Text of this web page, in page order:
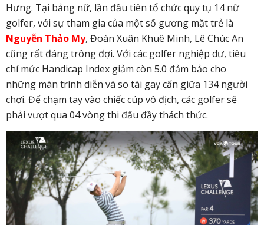
Hưng. Tại bảng nữ, lần đầu tiên tổ chức quy tụ 14 nữ
golfer, với sự tham gia của một số gương mặt trẻ là
Nguyễn Thảo My, Đoàn Xuân Khuê Minh, Lê Chúc An
cũng rất đáng trông đợi. Với các golfer nghiệp dư, tiêu
chí mức Handicap Index giảm còn 5.0 đảm bảo cho
những màn trình diễn và so tài gay cấn giữa 134 người
chơi. Để chạm tay vào chiếc cúp vô địch, các golfer sẽ
phải vượt qua 04 vòng thi đấu đầy thách thức.